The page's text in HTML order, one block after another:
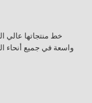
واسعة في جميع أنحاء